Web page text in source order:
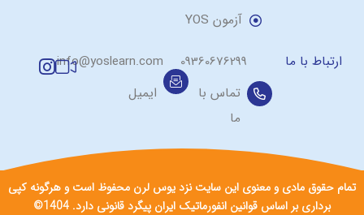
آزمون YOS
ارتباط با ما
09360676299
تماس با
ما
info@yoslearn.com
ایمیل
تمام حقوق مادی و معنوی این سایت نزد یوس لرن محفوظ است و هرگونه کپی
برداری بر اساس قوانین انفورماتیک ایران پیگرد قانونی دارد. 1404©